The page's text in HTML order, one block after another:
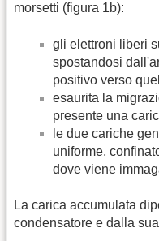
morsetti (figura 1b):
gli elettroni liberi
spostandosi
positivo verso
esaurita la
presente una
le due cariche
uniforme,
dove viene
La carica accumulata
condensatore e dalla sua